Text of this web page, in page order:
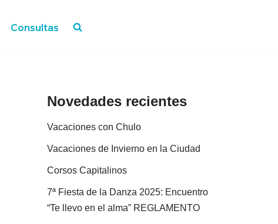
Consultas
Novedades recientes
Vacaciones con Chulo
Vacaciones de Invierno en la Ciudad
Corsos Capitalinos
7ª Fiesta de la Danza 2025: Encuentro
“Te llevo en el alma” REGLAMENTO